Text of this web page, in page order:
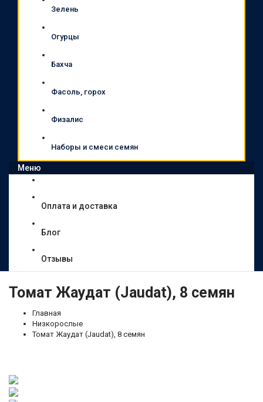
Зелень
Огурцы
Бахча
Фасоль, горох
Физалис
Наборы и смеси семян
Меню
Оплата и доставка
Блог
Отзывы
Томат Жаудат (Jaudat), 8 семян
Главная
Низкорослые
Томат Жаудат (Jaudat), 8 семян